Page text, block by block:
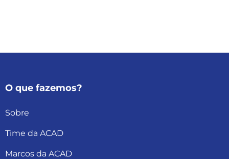
O que fazemos?
Sobre
Time da ACAD
Marcos da ACAD